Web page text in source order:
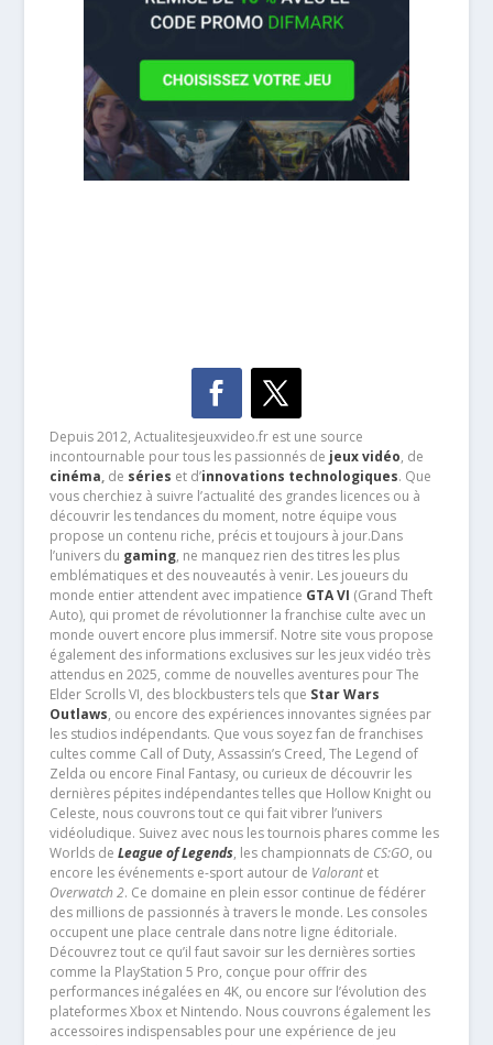
Depuis 2012, Actualitesjeuxvideo.fr est une source
incontournable pour tous les passionnés de jeux vidéo, de
cinéma,de séries et d’innovations technologiques. Que
vous cherchiez à suivre l’actualité des grandes licences ou à
découvrir les tendances du moment, notre équipe vous
propose un contenu riche, précis et toujours à jour.Dans
l’univers du gaming, ne manquez rien des titres les plus
emblématiques et des nouveautés à venir. Les joueurs du
monde entier attendent avec impatience GTA VI (Grand Theft
Auto), qui promet de révolutionner la franchise culte avec un
monde ouvert encore plus immersif. Notre site vous propose
également des informations exclusives sur les jeux vidéo très
attendus en 2025, comme de nouvelles aventures pour The
Elder Scrolls VI, des blockbusters tels que Star Wars
Outlaws, ou encore des expériences innovantes signées par
les studios indépendants. Que vous soyez fan de franchises
cultes comme Call of Duty, Assassin’s Creed, The Legend of
Zelda ou encore Final Fantasy, ou curieux de découvrir les
dernières pépites indépendantes telles que Hollow Knight ou
Celeste, nous couvrons tout ce qui fait vibrer l’univers
vidéoludique. Suivez avec nous les tournois phares comme les
Worlds de League of Legends, les championnats de CS:GO, ou
encore les événements e-sport autour de Valorantet
Overwatch 2. Ce domaine en plein essor continue de fédérer
des millions de passionnés à travers le monde. Les consoles
occupent une place centrale dans notre ligne éditoriale.
Découvrez tout ce qu’il faut savoir sur les dernières sorties
comme la PlayStation 5 Pro, conçue pour offrir des
performances inégalées en 4K, ou encore sur l’évolution des
plateformes Xbox et Nintendo. Nous couvrons également les
accessoires indispensables pour une expérience de jeu